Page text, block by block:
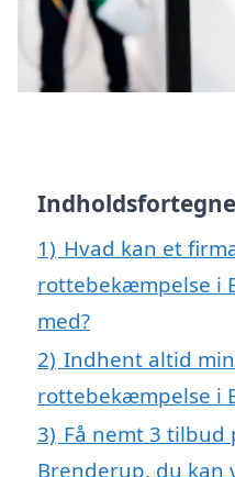
1) Hvad kan et
rottebekæmpelse i
med?
2) Indhent altid
rottebekæmpelse i
3) Få nemt 3
Brenderup, du kan